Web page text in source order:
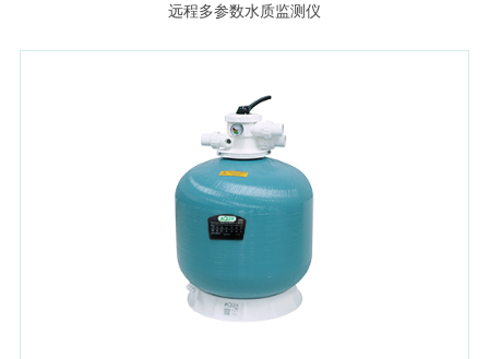
远程多参数水质监测仪